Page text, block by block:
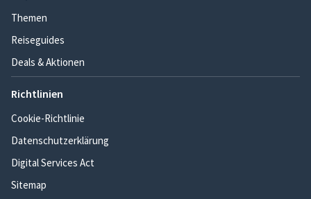
Themen
Reiseguides
Deals & Aktionen
Richtlinien
Cookie-Richtlinie
Datenschutzerklärung
Digital Services Act
Sitemap